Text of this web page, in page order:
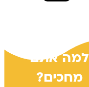
למה אתם
מחכים?